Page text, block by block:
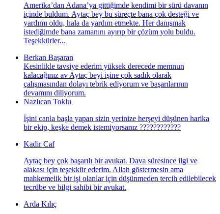
Amerika’dan Adana’ya gittiğimde kendimi bir sürü davanın
içinde buldum. Aytaç bey bu süreçte bana çok desteği ve
yardımı oldu, hala da yardım etmekte. Her danışmak
istediğimde bana zamanını ayırıp bir çözüm yolu buldu.
Teşekkürler...
Berkan Başaran
Kesinlikle tavsiye ederim yüksek derecede memnun
kalacağınız av Aytaç beyi işine çok sadık olarak
çalışmasından dolayı tebrik ediyorum ve başarılarının
devamını diliyorum.
Nazlıcan Toklu
İşini canla başla yapan sizin yerinize herşeyi düşünen harika
bir ekip, keşke demek istemiyorsanız ????????????
Kadir Caf
Aytaç bey çok başarılı bir avukat. Dava süresince ilgi ve
alakası için teşekkür ederim. Allah göstermesin ama
mahkemelik bir işi olanlar için düşünmeden tercih edilebilecek
tecrübe ve bilgi sahibi bir avukat.
Arda Kılıç